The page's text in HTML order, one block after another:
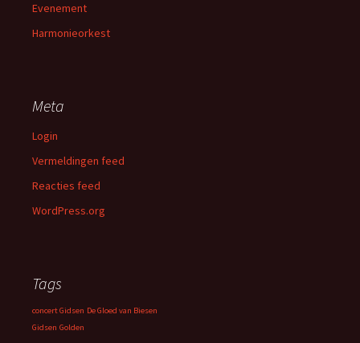
Evenement
Harmonieorkest
Meta
Login
Vermeldingen feed
Reacties feed
WordPress.org
Tags
concert Gidsen De Gloed van Biesen
Gidsen Golden